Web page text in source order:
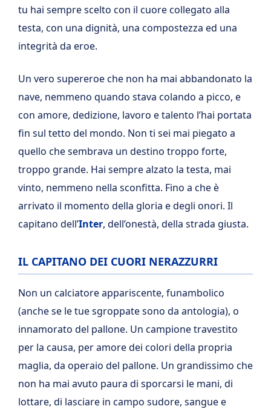
tu hai sempre scelto con il cuore collegato alla
testa, con una dignità, una compostezza ed una
integrità da eroe.
Un vero supereroe che non ha mai abbandonato la
nave, nemmeno quando stava colando a picco, e
con amore, dedizione, lavoro e talento l’hai portata
fin sul tetto del mondo. Non ti sei mai piegato a
quello che sembrava un destino troppo forte,
troppo grande. Hai sempre alzato la testa, mai
vinto, nemmeno nella sconfitta. Fino a che è
arrivato il momento della gloria e degli onori. Il
capitano dell’Inter, dell’onestà, della strada giusta.
IL CAPITANO DEI CUORI NERAZZURRI
Non un calciatore appariscente, funambolico
(anche se le tue sgroppate sono da antologia), o
innamorato del pallone. Un campione travestito
per la causa, per amore dei colori della propria
maglia, da operaio del pallone. Un grandissimo che
non ha mai avuto paura di sporcarsi le mani, di
lottare, di lasciare in campo sudore, sangue e